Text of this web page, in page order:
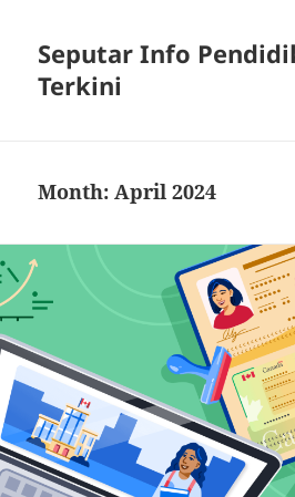
Seputar Info
Terkini
Month:April 2024